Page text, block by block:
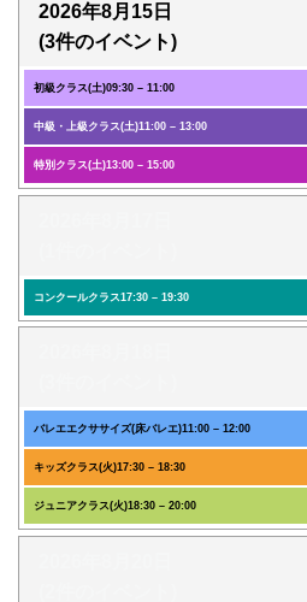
2026年8月15日
(3件のイベント)
初級クラス(土)09:30 – 11:00
中級・上級クラス(土)11:00 – 13:00
特別クラス(土)13:00 – 15:00
コンクールクラス17:30 – 19:30
バレエエクササイズ(床バレエ)11:00 – 12:00
キッズクラス(火)17:30 – 18:30
ジュニアクラス(火)18:30 – 20:00